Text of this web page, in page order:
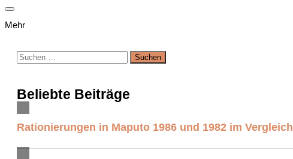
Mehr
Suchen
nach:
Beliebte Beiträge
Rationierungen in Maputo 1986 und 1982 im Vergleich